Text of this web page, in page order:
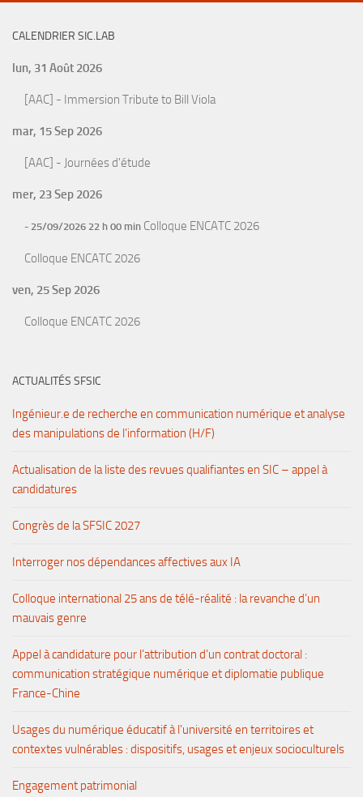
CALENDRIER SIC.LAB
lun, 31 Août 2026
[AAC] - Immersion Tribute to Bill Viola
mar, 15 Sep 2026
[AAC] - Journées d'étude
mer, 23 Sep 2026
- 25/09/2026 22 h 00 min Colloque ENCATC 2026
Colloque ENCATC 2026
ven, 25 Sep 2026
Colloque ENCATC 2026
ACTUALITÉS SFSIC
Ingénieur.e de recherche en communication numérique et analyse
des manipulations de l’information (H/F)
Actualisation de la liste des revues qualifiantes en SIC – appel à
candidatures
Congrès de la SFSIC 2027
Interroger nos dépendances affectives aux IA
Colloque international 25 ans de télé-réalité : la revanche d’un
mauvais genre
Appel à candidature pour l’attribution d’un contrat doctoral :
communication stratégique numérique et diplomatie publique
France-Chine
Usages du numérique éducatif à l’université en territoires et
contextes vulnérables : dispositifs, usages et enjeux socioculturels
Engagement patrimonial